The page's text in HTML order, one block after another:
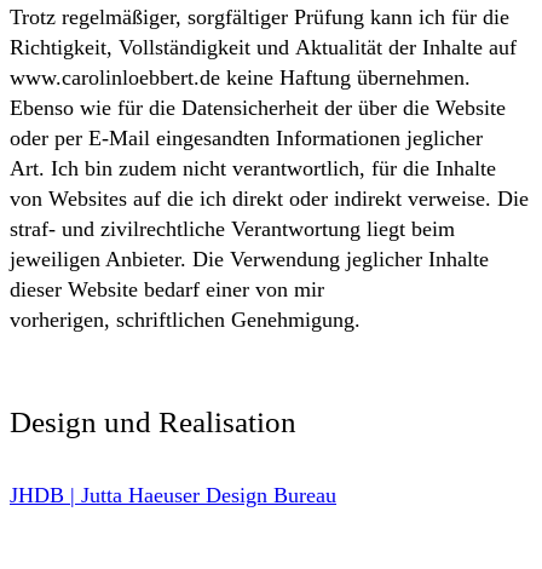
Trotz regelmäßiger, sorgfältiger Prüfung kann ich für die
Richtigkeit, Vollständigkeit und Aktualität der Inhalte auf
www.carolinloebbert.de keine Haftung übernehmen.
Ebenso wie für die Datensicherheit der über die Website
oder per E-Mail eingesandten Informationen jeglicher
Art. Ich bin zudem nicht verantwortlich, für die Inhalte
von Websites auf die ich direkt oder indirekt verweise. Die
straf- und zivilrechtliche Verantwortung liegt beim
jeweiligen Anbieter. Die Verwendung jeglicher Inhalte
dieser Website bedarf einer von mir
vorherigen, schriftlichen Genehmigung.
Design und Realisation
JHDB | Jutta Haeuser Design Bureau